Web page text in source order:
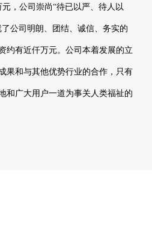
，公司崇尚“待已以严、待人以
公司明朗、团结、诚信、务实的
约有近仟万元。公司本着发展的立
果和与其他优势行业的合作，只有
和广大用户一道为事关人类福祉的